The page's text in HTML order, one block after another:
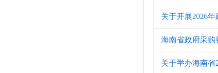
关于开展2026
海南省政府采
关于举办海南